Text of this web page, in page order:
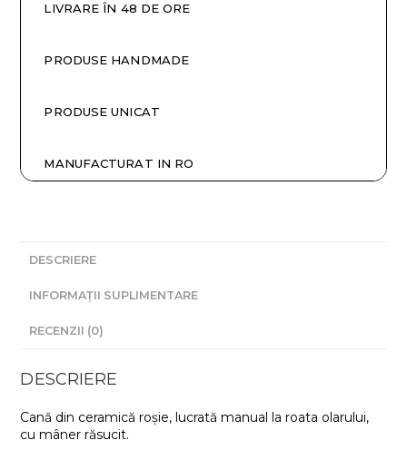
LIVRARE ÎN 48 DE ORE
PRODUSE HANDMADE
PRODUSE UNICAT
MANUFACTURAT IN RO
DESCRIERE
INFORMAȚII SUPLIMENTARE
RECENZII (0)
DESCRIERE
Cană din ceramică roșie, lucrată manual la roata olarului,
cu mâner răsucit.